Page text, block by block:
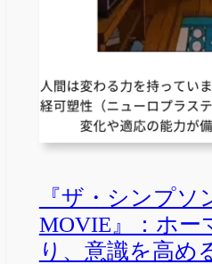
『ザ・シンプソ
MOVIE』：ホー
り、意識を高め